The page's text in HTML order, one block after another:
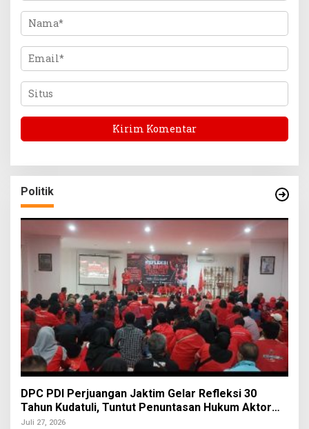
Politik
DPC PDI Perjuangan Jaktim Gelar Refleksi 30
Tahun Kudatuli, Tuntut Penuntasan Hukum Aktor
Intelektual
Juli 27, 2026